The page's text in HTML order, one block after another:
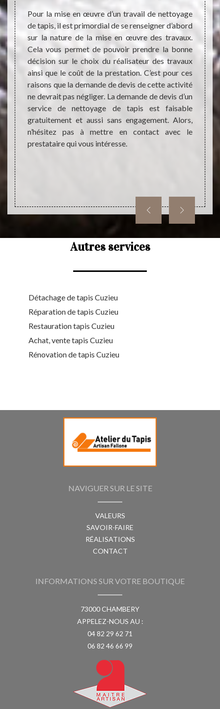
Le
le
à
tapis
Ce
pas
être
Pour la mise en œuvre d’un travail de nettoyage
de tapis, il est primordial de se renseigner d’abord
sur la nature de la mise en œuvre des travaux.
Cela vous permet de pouvoir prendre la bonne
décision sur le choix du réalisateur des travaux
ainsi que le coût de la prestation. C’est pour ces
raisons que la demande de devis de cette activité
ne devrait pas négliger. La demande de devis d’un
service de nettoyage de tapis est faisable
gratuitement et aussi sans engagement. Alors,
n’hésitez pas à mettre en contact avec le
prestataire qui vous intéresse.
Le
être
sûr
la
Autres services
Détachage de tapis Cuzieu
Réparation de tapis Cuzieu
Restauration tapis Cuzieu
Achat, vente tapis Cuzieu
Rénovation de tapis Cuzieu
NAVIGUER SUR LE SITE
VALEURS
SAVOIR-FAIRE
RÉALISATIONS
CONTACT
INFORMATIONS SUR VOTRE BOUTIQUE
73000 CHAMBERY
APPELEZ-NOUS AU :
04 82 29 62 71
06 82 46 66 99